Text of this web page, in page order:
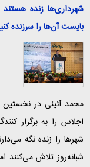
شهرداری‌ها زنده
بایست آن‌ها را سرزنده
محمد آئینی در
اجلاس را به برگزار
شهرها را زنده نگه
شبانه‌روز تلاش می‌کنند